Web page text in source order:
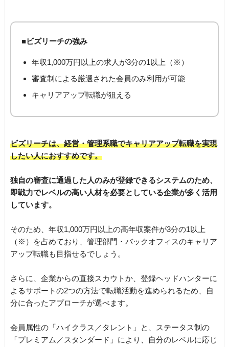
■ビズリーチの強み
年収1,000万円以上の求人が3分の1以上（※）
審査制による厳選された会員のみ利用が可能
キャリアアップ転職が狙える
ビズリーチは、経営・管理系職でキャリアアップ転職を実現
したい人におすすめです。
独自の審査に通過した人のみが登録できるシステムのため、
即戦力でレベルの高い人材を必要としている企業が多く活用
しています。
そのため、年収1,000万円以上の高年収案件が3分の1以上
（※）を占めており、管理部門・バックオフィスのキャリア
アップ転職も目指せるでしょう。
さらに、企業からの直接スカウトか、登録ヘッドハンターに
よるサポートの2つの方法で転職活動を進められるため、自
分に合ったアプローチが選べます。
会員属性の「ハイクラス／タレント」と、ステータス制の
「プレミアム／スタンダード」により、自分のレベルに応じ